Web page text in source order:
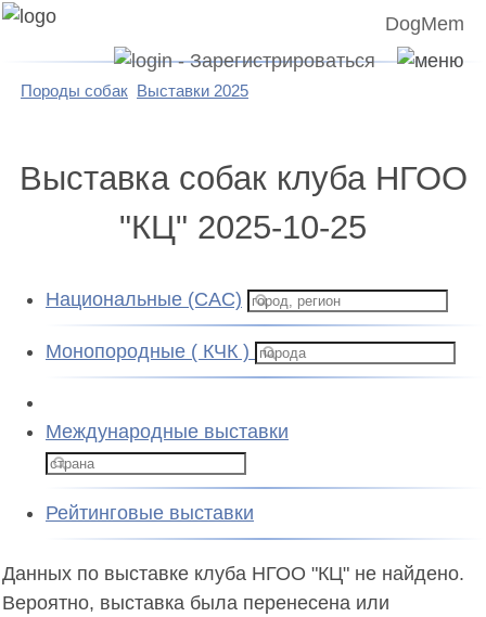
DogMem
Породы собак Выставки 2025
Выставка собак клуба НГОО
"КЦ" 2025-10-25
Национальные (CAC)
Монопородные ( КЧК )
Международные выставки
Рейтинговые выставки
Данных по выставке клуба НГОО "КЦ" не найдено.
Вероятно, выставка была перенесена или